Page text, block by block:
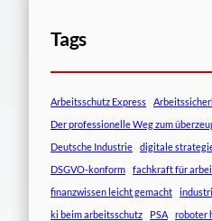
Tags
Arbeitsschutz Express
Der professionelle Weg zum
Deutsche Industrie
digitale
DSGVO-konform
fachkraft für
finanzwissen leicht gemacht
ki beim arbeitsschutz
PSA
roboter